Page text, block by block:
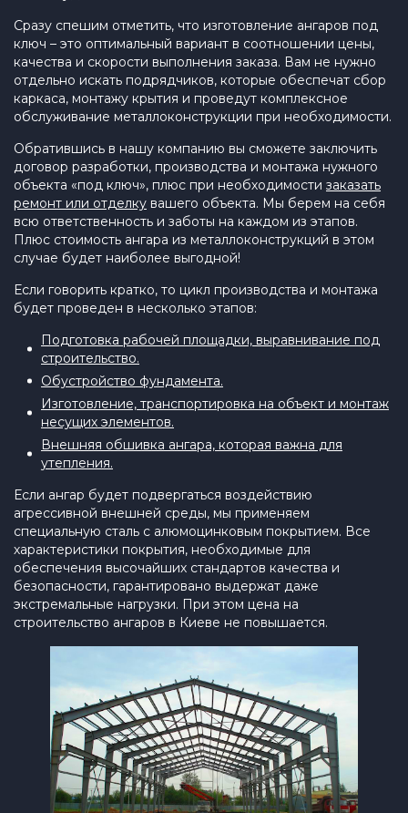
Сразу спешим отметить, что изготовление ангаров под
ключ – это оптимальный вариант в соотношении цены,
качества и скорости выполнения заказа. Вам не нужно
отдельно искать подрядчиков, которые обеспечат сбор
каркаса, монтажу крытия и проведут комплексное
обслуживание металлоконструкции при необходимости.
Обратившись в нашу компанию вы сможете заключить
договор разработки, производства и монтажа нужного
объекта «под ключ», плюс при необходимости заказать
ремонт или отделку вашего объекта. Мы берем на себя
всю ответственность и заботы на каждом из этапов.
Плюс стоимость ангара из металлоконструкций в этом
случае будет наиболее выгодной!
Если говорить кратко, то цикл производства и монтажа
будет проведен в несколько этапов:
Подготовка рабочей площадки, выравнивание под
строительство.
Обустройство фундамента.
Изготовление, транспортировка на объект и монтаж
несущих элементов.
Внешняя обшивка ангара, которая важна для
утепления.
Если ангар будет подвергаться воздействию
агрессивной внешней среды, мы применяем
специальную сталь с алюмоцинковым покрытием. Все
характеристики покрытия, необходимые для
обеспечения высочайших стандартов качества и
безопасности, гарантировано выдержат даже
экстремальные нагрузки. При этом цена на
строительство ангаров в Киеве не повышается.